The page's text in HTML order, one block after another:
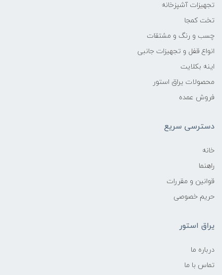
تجهیزات آشپزخانه
تخت کمجا
چسب و رنگ و مشتقات
انواع قفل و تجهیزات جانبی
اینه بکلایت
محصولات یراق استور
فروش عمده
دسترسی سریع
خانه
راهنما
قوانین و مقررات
حریم خصوصی
یراق استور
درباره ما
تماس با ما